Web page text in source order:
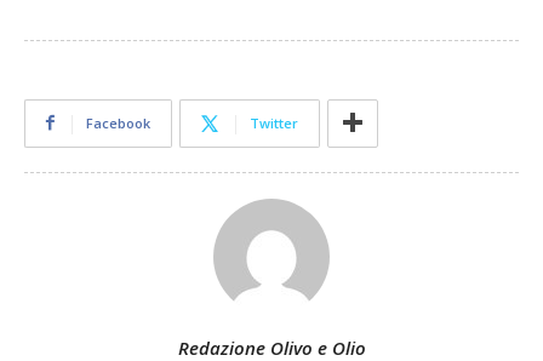
Facebook Twitter
Redazione Olivo e Olio